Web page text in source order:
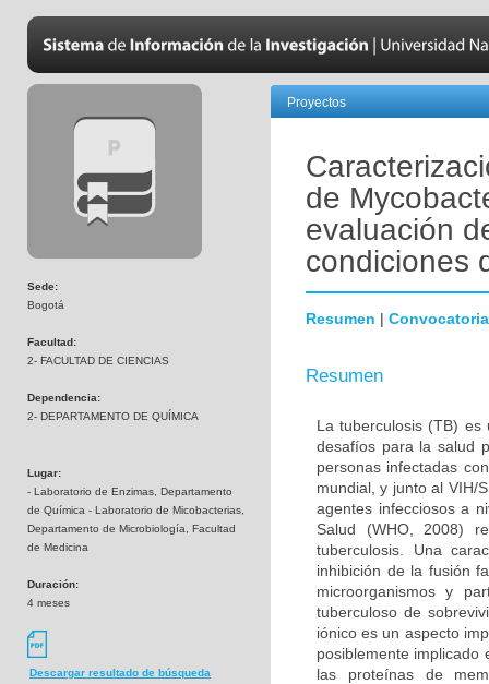
Sede:
Bogotá
Facultad:
2- FACULTAD DE CIENCIAS
Dependencia:
2- DEPARTAMENTO DE QUÍMICA
Lugar:
- Laboratorio de Enzimas, Departamento
de Química - Laboratorio de Micobacterias,
Departamento de Microbiología, Facultad
de Medicina
Duración:
4 meses
Descargar resultado de búsqueda
Proyectos
de
evaluación
condiciones
Resumen | Convocatoria
Resumen
La tuberculosis (TB)
desafíos para la salud
personas infectadas
mundial, y junto al VIH/
agentes infecciosos a
Salud (WHO, 2008)
tuberculosis. Una
inhibición de la fusión
microorganismos y
tuberculoso de
iónico es un aspecto
posiblemente implicado
las proteínas de